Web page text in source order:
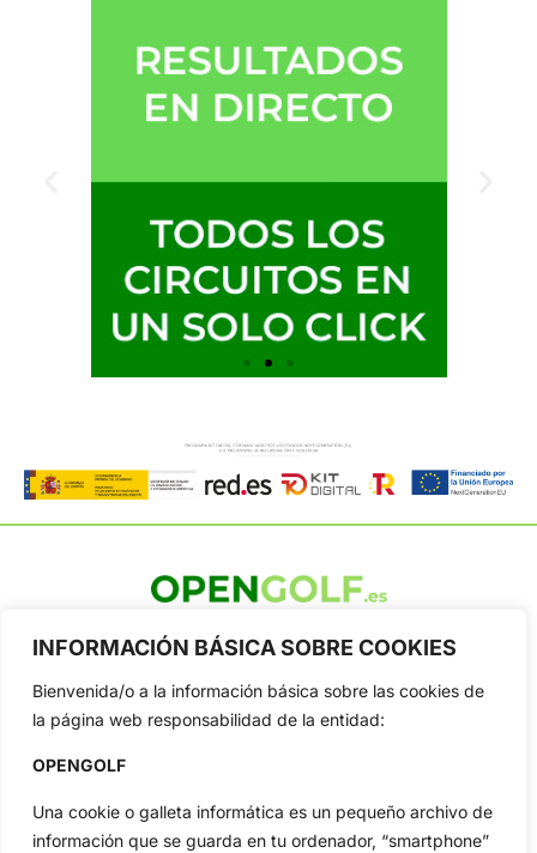
INFORMACIÓN BÁSICA SOBRE COOKIES
Bienvenida/o a la información básica sobre las cookies de
la página web responsabilidad de la entidad:
OPENGOLF
Una cookie o galleta informática es un pequeño archivo de
información que se guarda en tu ordenador, “smartphone”
profesional y amateur, resultados en directo, vídeos, noticias,
Tour...
Inicio
Amateurs
Reglas